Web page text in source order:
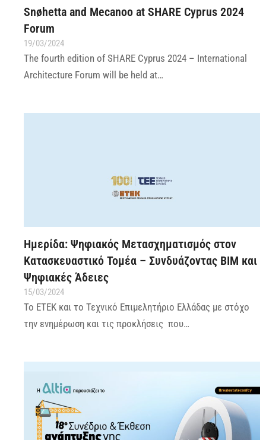
Snøhetta and Mecanoo at SHARE Cyprus 2024
Forum
19/03/2024
The fourth edition of SHARE Cyprus 2024 – International
Architecture Forum will be held at…
Ημερίδα: Ψηφιακός Μετασχηματισμός στον
Κατασκευαστικό Τομέα – Συνδυάζοντας BIM και
Ψηφιακές Άδειες
15/03/2024
Το ΕΤΕΚ και το Τεχνικό Επιμελητήριο Ελλάδας με στόχο
την ενημέρωση και τις προκλήσεις που…